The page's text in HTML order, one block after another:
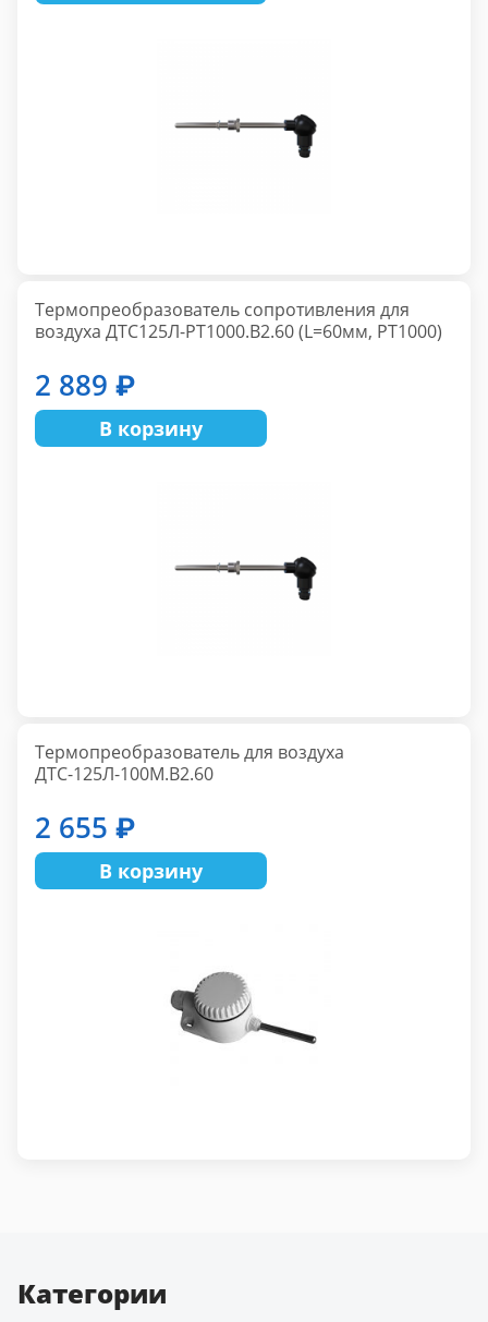
Термопреобразователь сопротивления для
воздуха ДТС125Л-РТ1000.В2.60 (L=60мм, PT1000)
2 889 ₽
В корзину
Термопреобразователь для воздуха
ДТС-125Л-100М.В2.60
2 655 ₽
В корзину
Категории